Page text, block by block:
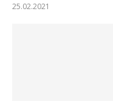
25.02.2021